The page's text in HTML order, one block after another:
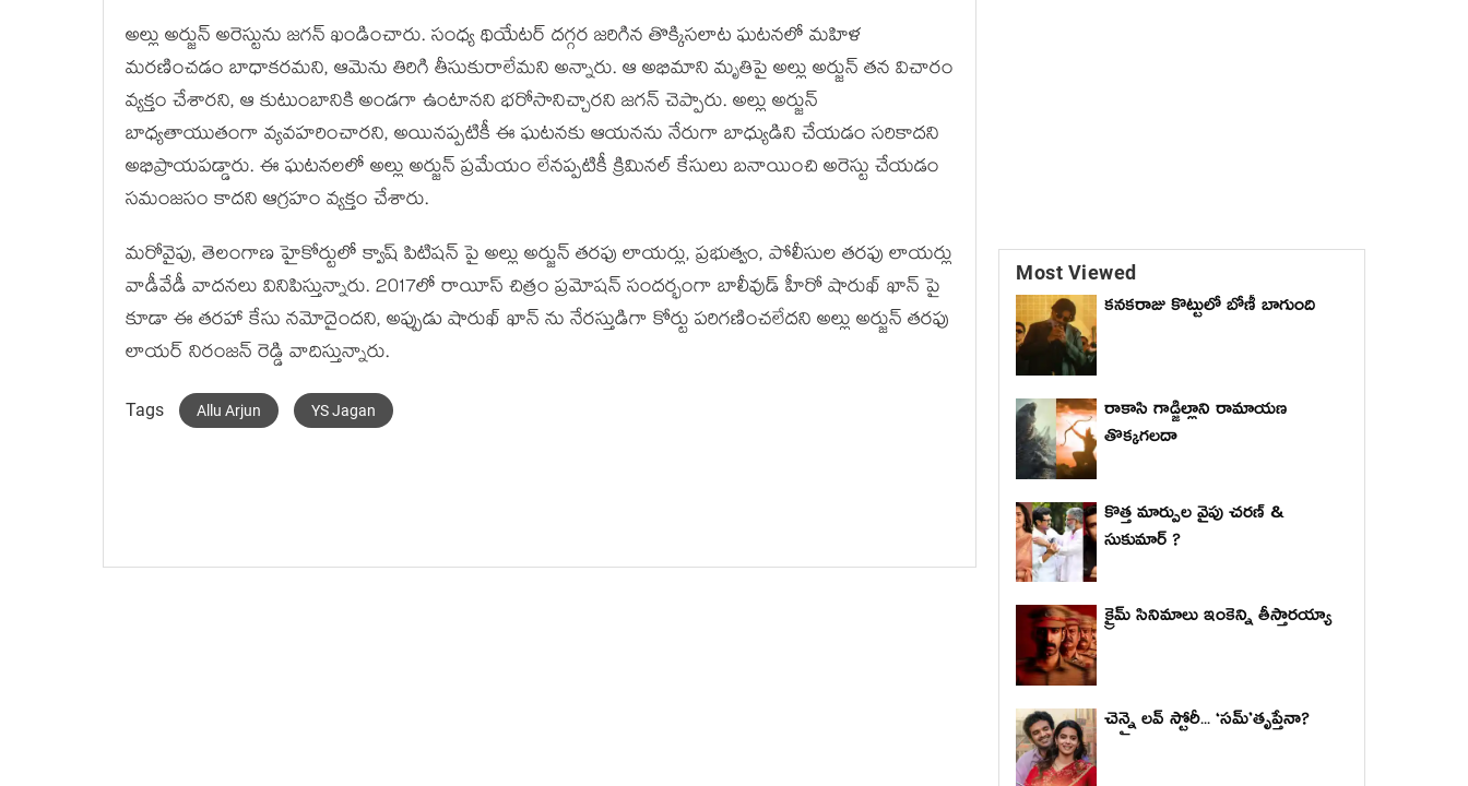
అల్లు అర్జున్ అరెస్టును జగన్ ఖండించారు. సంధ్య థియేటర్ దగ్గర జరిగిన తొక్కిసలాట ఘటనలో మహిళ
మరణించడం బాధాకరమని, ఆమెను తిరిగి తీసుకురాలేమని అన్నారు. ఆ అభిమాని మృతిపై అల్లు అర్జున్ తన విచారం
వ్యక్తం చేశారని, ఆ కుటుంబానికి అండగా ఉంటానని భరోసానిచ్చారని జగన్ చెప్పారు. అల్లు అర్జున్
బాధ్యతాయుతంగా వ్యవహరించారని, అయినప్పటికీ ఈ ఘటనకు ఆయనను నేరుగా బాధ్యుడిని చేయడం సరికాదని
అభిప్రాయపడ్డారు. ఈ ఘటనలలో అల్లు అర్జున్ ప్రమేయం లేనప్పటికీ క్రిమినల్ కేసులు బనాయించి అరెస్టు చేయడం
సమంజసం కాదని ఆగ్రహం వ్యక్తం చేశారు.
మరోవైపు, తెలంగాణ హైకోర్టులో క్వాష్ పిటిషన్ పై అల్లు అర్జున్ తరఫు లాయర్లు, ప్రభుత్వం, పోలీసుల తరఫు లాయర్లు
వాడీవేడీ వాదనలు వినిపిస్తున్నారు. 2017లో రాయీస్ చిత్రం ప్రమోషన్ సందర్భంగా బాలీవుడ్ హీరో షారుఖ్ ఖాన్ పై
కూడా ఈ తరహా కేసు నమోదైందని, అప్పుడు షారుఖ్ ఖాన్ ను నేరస్తుడిగా కోర్టు పరిగణించలేదని అల్లు అర్జున్ తరఫు
లాయర్ నిరంజన్ రెడ్డి వాదిస్తున్నారు.
Tags Allu Arjun YS Jagan
Most Viewed
కనకరాజు కొట్టులో బోణీ బాగుంది
రాకాసి గాడ్జిల్లాని రామాయణ
తొక్కగలదా
కొత్త మార్పుల వైపు చరణ్ &
సుకుమార్ ?
క్రైమ్ సినిమాలు ఇంకెన్ని తీస్తారయ్యా
చెన్నై లవ్ స్టోరీ... ‘సమ్’తృప్తేనా?